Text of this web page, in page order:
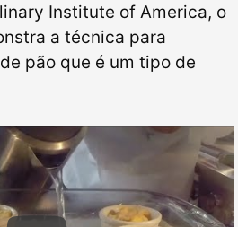
Institute of America, o
a técnica para
pão que é um tipo de